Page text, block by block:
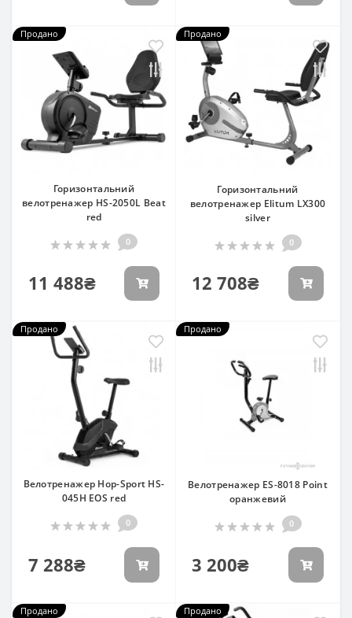
Продано
Горизонтальний
велотренажер HS-2050L Beat
red
0
11 488₴
Продано
Горизонтальний
велотренажер Elitum LX300
silver
0
12 708₴
Продано
Велотренажер Hop-Sport HS-
045H EOS red
0
7 288₴
Продано
Велотренажер ES-8018 Point
оранжевий
0
3 200₴
Продано Продано